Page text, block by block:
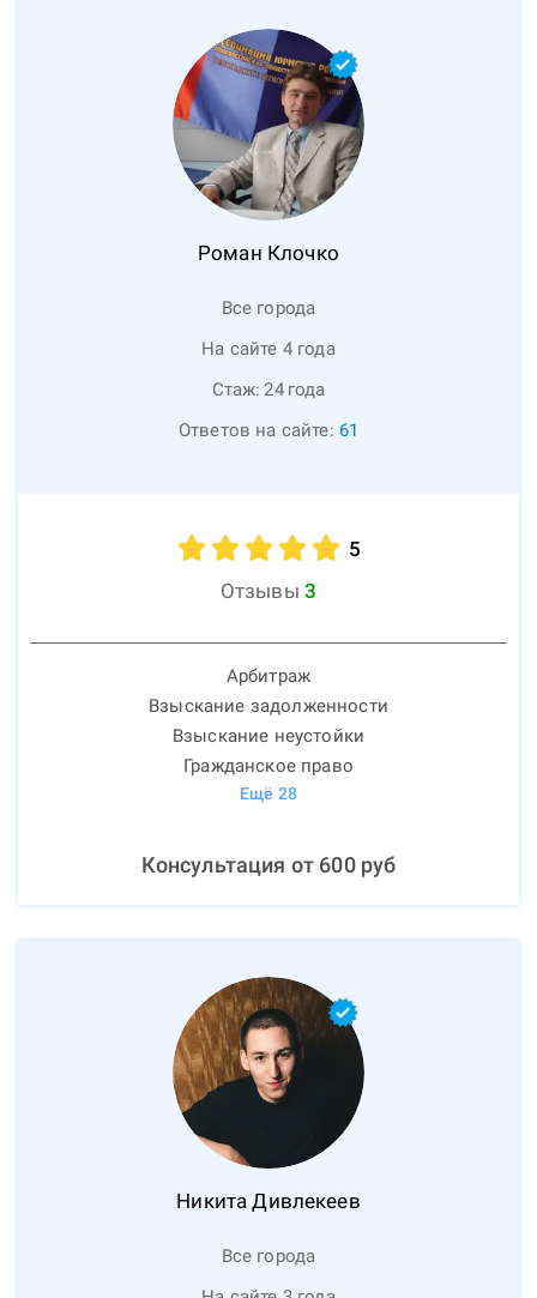
Роман Клочко
Все города
На сайте 4 года
Стаж: 24 года
Ответов на сайте: 61
5
Отзывы 3
Арбитраж
Взыскание задолженности
Взыскание неустойки
Гражданское право
Ещё 28
Консультация от 600руб
Никита Дивлекеев
Все города